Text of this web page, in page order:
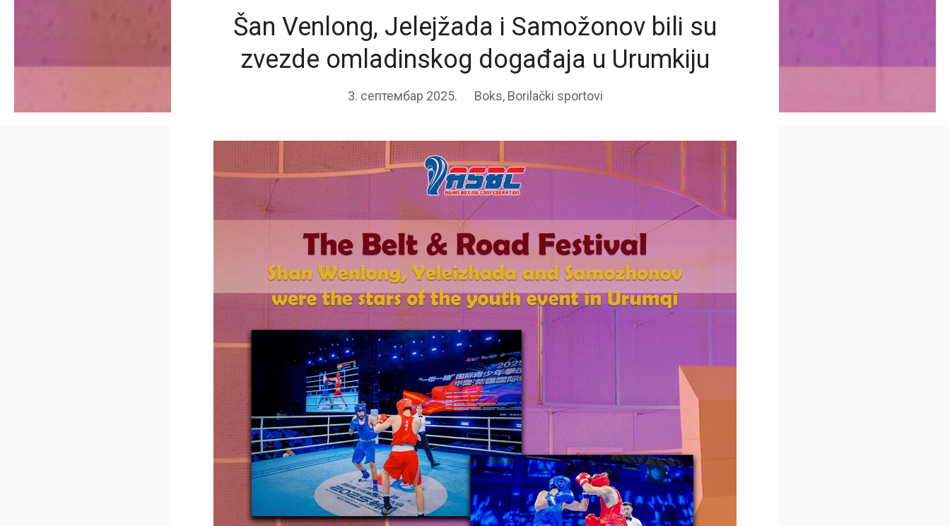
Šan Venlong, Jelejžada i Samožonov bili su
zvezde omladinskog događaja u Urumkiju
3. септембар 2025. Boks, Borilački sportovi